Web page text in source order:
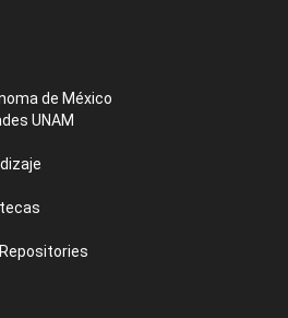
de México
UNAM